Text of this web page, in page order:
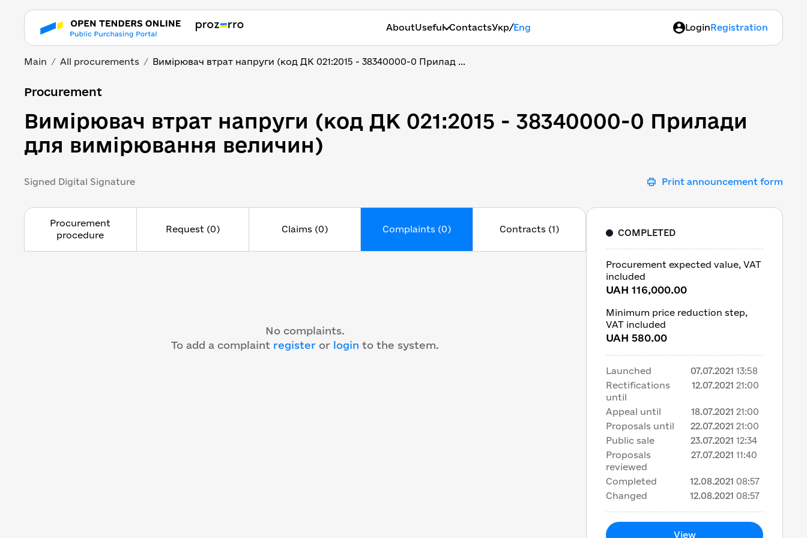
AboutUseful ContactsУкр/Eng LoginRegistration
Main All procurements Вимірювач втрат напруги (код ДК 021:2015 - 38340000-0 Прилад ...
Вимірювач втрат напруги (код ДК 021:2015 - 38340000-0 Прилади
Procurement
Вимірювач втрат напруги (код ДК 021:2015 - 38340000-0 Прилади
для вимірювання величин)
Signed Digital Signature Print announcement form
Procurement
procedure
Request (0) Claims (0) Complaints (0) Contracts (1)
No complaints.
To add a complaint register or login to the system.
COMPLETED
Procurement expected value, VAT
included
UAH 116,000.00
Minimum price reduction step,
VAT included
UAH 580.00
Launched 07.07.2021 13:58
Rectifications
until
12.07.2021 21:00
Appeal until 18.07.2021 21:00
Proposals until
22.07.2021 21:00
Public sale
23.07.2021 12:34
Proposals
reviewed
27.07.2021 11:40
Completed 12.08.2021 08:57
Changed
12.08.2021 08:57
View